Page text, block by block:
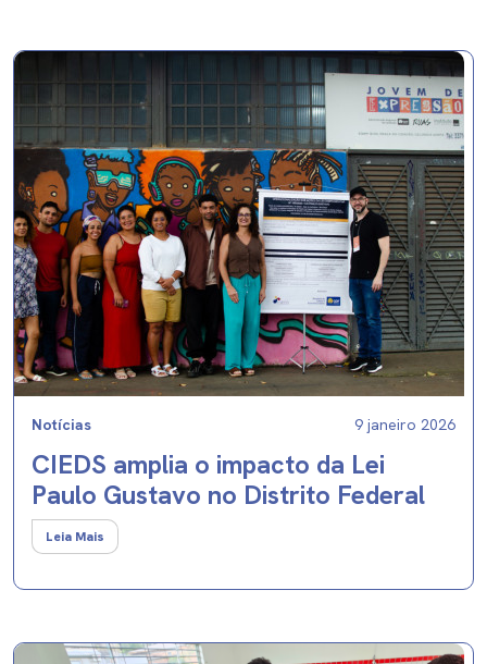
Notícias 9 janeiro 2026
CIEDS amplia o impacto da Lei
Paulo Gustavo no Distrito Federal
Leia Mais